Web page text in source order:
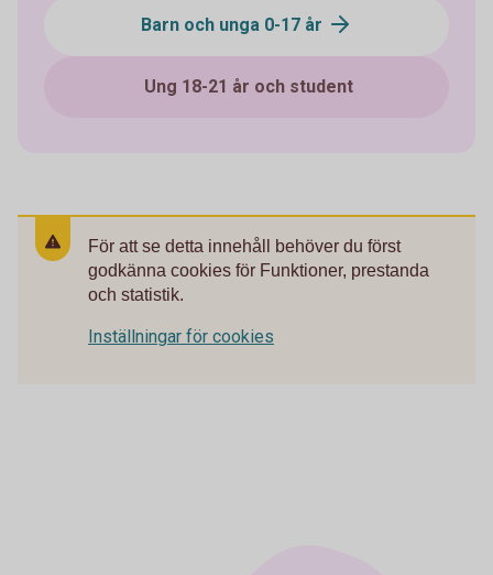
Barn och unga 0-17 år
Ung 18-21 år och student
För att se detta innehåll behöver du först
godkänna cookies för Funktioner, prestanda
och statistik.
Inställningar för cookies